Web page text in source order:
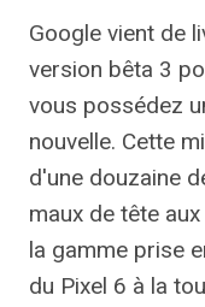
Google vient de
version bêta 3
vous possédez
nouvelle. Cette
d'une douzaine
maux de tête
la gamme prise
du Pixel 6 à la